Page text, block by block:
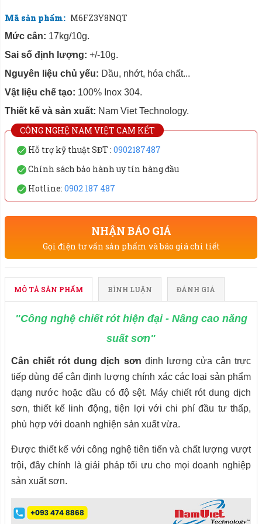
Mã sản phẩm: M6FZ3Y8NQT
Mức cân: 17kg/10g.
Sai số định lượng: +/-10g.
Nguyên liệu chủ yếu: Dầu, nhớt, hóa chất...
Vật liệu chế tạo: 100% Inox 304.
Thiết kế và sản xuất: Nam Viet Technology.
CÔNG NGHỆ NAM VIỆT CAM KẾT
Hỗ trợ kỹ thuật SĐT : 0902187487
Chính sách bảo hành uy tín hàng đầu
Hotline: 0902 187 487
NHẬN BÁO GIÁ
Gọi điện tư vấn sản phẩm và báo giá chi tiết
MÔ TẢ SẢN PHẨM BÌNH LUẬN ĐÁNH GIÁ
"Công nghệ chiết rót hiện đại - Nâng cao năng
suất sơn"
Cân chiết rót dung dịch sơn định lượng cửa cân trực
tiếp dùng để cân định lượng chính xác các loại sản phẩm
dạng nước hoặc dầu có độ sệt. Máy chiết rót dung dịch
sơn, thiết kế linh động, tiện lợi với chi phí đầu tư thấp,
phù hợp với doanh nghiện sản xuất vừa.
Được thiết kế với công nghệ tiên tiến và chất lượng vượt
trội, đây chính là giải pháp tối ưu cho mọi doanh nghiệp
sản xuất sơn.